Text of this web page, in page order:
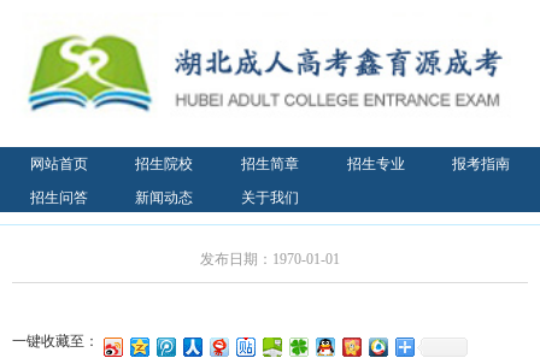
网站首页 招生院校 招生简章 招生专业
报考指南
招生问答
新闻动态 关于我们
发布日期：1970-01-01
一键收藏至：